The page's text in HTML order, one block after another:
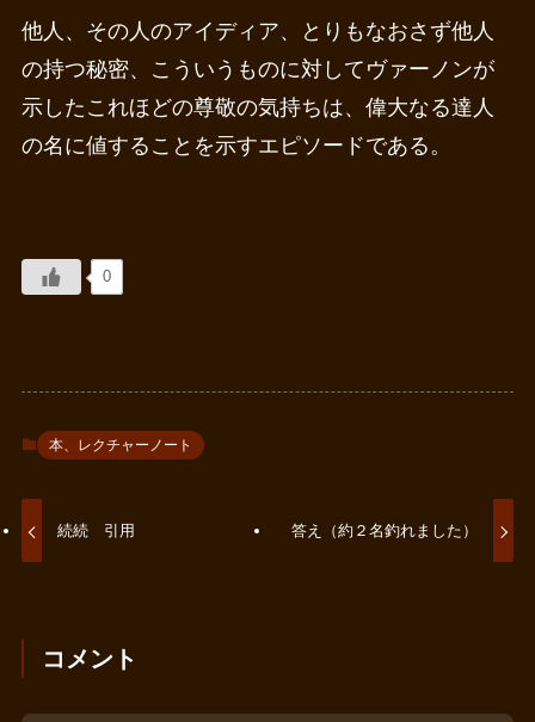
他人、その人のアイディア、とりもなおさず他人
の持つ秘密、こういうものに対してヴァーノンが
示したこれほどの尊敬の気持ちは、偉大なる達人
の名に値することを示すエピソードである。
0
本、レクチャーノート
続続 引用 答え（約２名釣れました）
コメント